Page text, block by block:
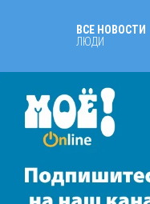
ВСЕ НОВОСТИ
ЛЮДИ